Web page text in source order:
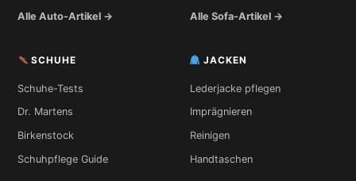
Alle Auto-Artikel →
Alle Sofa-Artikel →
SCHUHE
Schuhe-Tests
Dr. Martens
Birkenstock
Schuhpflege Guide
JACKEN
Lederjacke pflegen
Imprägnieren
Reinigen
Handtaschen